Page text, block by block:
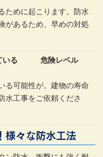
ために起こります。防水
があるため、早めの対処
ている 危険レベル
る可能性が。建物の寿命
水工事をご依頼くださ
々な防水工法